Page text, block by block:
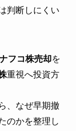
判断しにくい
フコ株売却を
重視へ投資方
、なぜ早期撤
のかを整理し